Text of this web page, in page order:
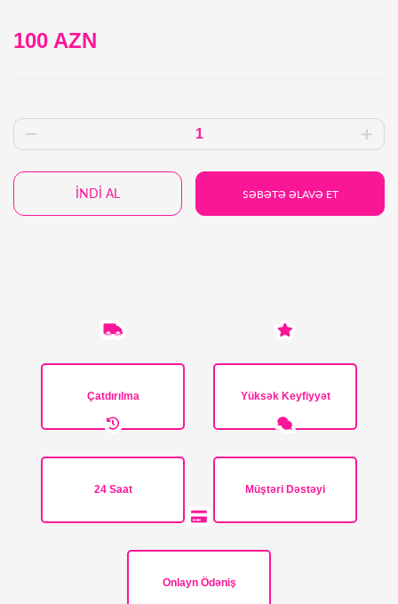
100 AZN
İNDİ AL SƏBƏTƏ ƏLAVƏ ET
Çatdırılma Yüksək Keyfiyyət
24 Saat Müştəri Dəstəyi
Onlayn Ödəniş